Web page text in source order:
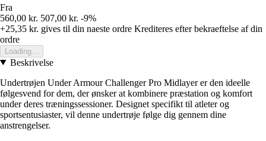
Fra
560,00 kr. 507,00 kr. -9%
+25,35 kr. gives til din naeste ordre Krediteres efter bekraeftelse af din
ordre
Loading...
Beskrivelse
Undertrøjen Under Armour Challenger Pro Midlayer er den ideelle
følgesvend for dem, der ønsker at kombinere præstation og komfort
under deres træningssessioner. Designet specifikt til atleter og
sportsentusiaster, vil denne undertrøje følge dig gennem dine
anstrengelser.